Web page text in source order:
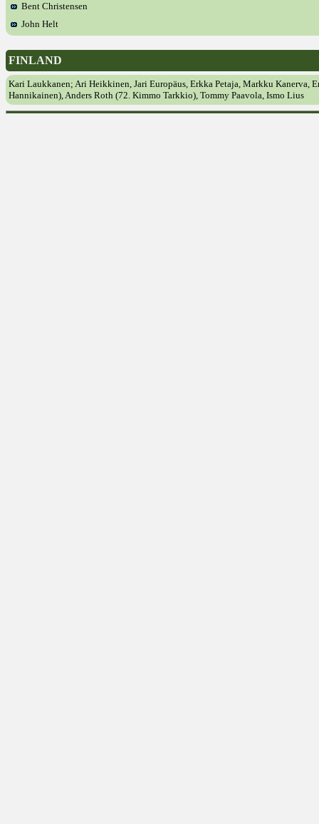
Bent Christensen
John Helt
FINLAND
Kari Laukkanen; Ari Heikkinen, Jari Europäus, Erkka Petaja, Markku Kanerva,
Hannikainen), Anders Roth (72. Kimmo Tarkkio), Tommy Paavola, Ismo Lius